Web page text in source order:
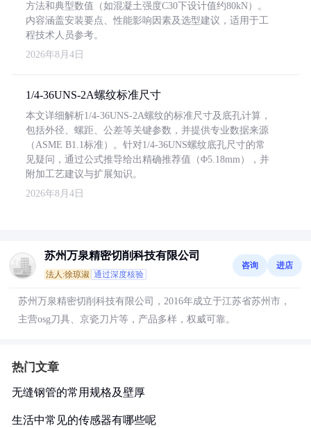
方法和典型数值（如混凝土强度C30下设计值约80kN）。
内容涵盖安装要点、性能影响因素及选型建议，适用于工
程技术人员参考。
2026年8月4日
1/4-36UNS-2A螺纹标准尺寸
本文详细解析1/4-36UNS-2A螺纹的标准尺寸及底孔计算，
包括外径、螺距、公差等关键参数，并提供专业数据来源
（ASME B1.1标准）。针对1/4-36UNS螺纹底孔尺寸的常
见疑问，通过公式推导给出精确推荐值（Φ5.18mm），并
附加工艺建议与扩展知识。
2026年8月4日
苏州万泉精密切削科技有限公司
法人:徐琼淑 通过深度核验
咨询 进店
苏州万泉精密切削科技有限公司，2016年成立于江苏省苏州市，
主营osg刀具、京瓷刀片等，产品多样，权威可靠。
热门文章
无缝钢管的常用规格及壁厚
生活中常见的传感器有哪些呢